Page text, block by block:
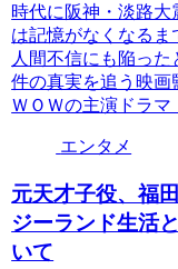
時代に阪神・淡路
は記憶がなくなるま
人間不信にも陥っ
件の真実を追う映画
ＷＯＷの主演ドラマ
エンタメ
元天才子役、福
ジーランド生活
いて